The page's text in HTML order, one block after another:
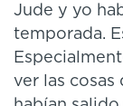
Jude y yo
temporada.
ver las cosas